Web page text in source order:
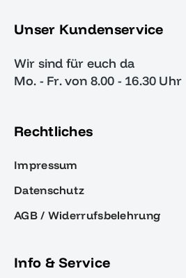
Unser Kundenservice
Wir sind für euch da
Mo. - Fr. von 8.00 - 16.30 Uhr
Rechtliches
Impressum
Datenschutz
AGB / Widerrufsbelehrung
Info & Service